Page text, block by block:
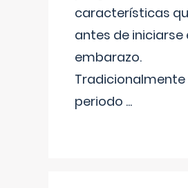
características
antes de iniciarse
embarazo.
periodo ...